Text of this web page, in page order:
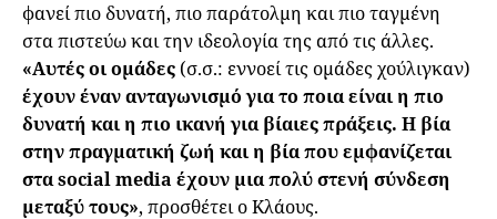
φανεί πιο δυνατή, πιο παράτολμη και πιο ταγμένη
στα πιστεύω και την ιδεολογία της από τις άλλες.
«Αυτές οι ομάδες (σ.σ.: εννοεί τις ομάδες χούλιγκαν)
έχουν έναν ανταγωνισμό για το ποια είναι η πιο
δυνατή και η πιο ικανή για βίαιες πράξεις. Η βία
στην πραγματική ζωή και η βία που εμφανίζεται
στα social media έχουν μια πολύ στενή σύνδεση
μεταξύ τους», προσθέτει ο Κλάους.